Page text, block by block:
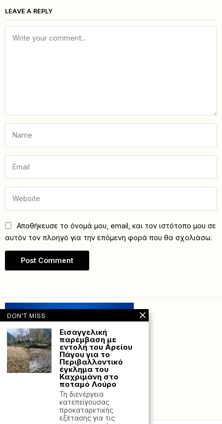
LEAVE A REPLY
Αποθήκευσε το όνομά μου, email, και τον ιστότοπο μου σε
αυτόν τον πλοηγό για την επόμενη φορά που θα σχολιάσω.
by Hostville”)
DON'T MISS
Εισαγγελική
παρέμβαση με
εντολή του Αρείου
Πάγου για το
Περιβαλλοντικό
έγκλημα του
Καχριμάνη στο
ποταμό Λούρο
Τη διενέργεια
κατεπείγουσας
προκαταρκτικής
εξέτασης για τις